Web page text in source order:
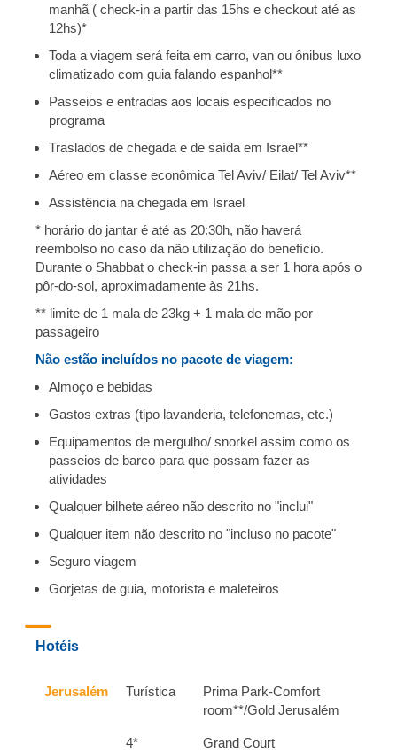
manhã ( check-in a partir das 15hs e checkout até as
12hs)*
Toda a viagem será feita em carro, van ou ônibus luxo
climatizado com guia falando espanhol**
Passeios e entradas aos locais especificados no
programa
Traslados de chegada e de saída em Israel**
Aéreo em classe econômica Tel Aviv/ Eilat/ Tel Aviv**
Assistência na chegada em Israel
* horário do jantar é até as 20:30h, não haverá
reembolso no caso da não utilização do benefício.
Durante o Shabbat o check-in passa a ser 1 hora após o
pôr-do-sol, aproximadamente às 21hs.
** limite de 1 mala de 23kg + 1 mala de mão por
passageiro
Não estão incluídos no pacote de viagem:
Almoço e bebidas
Gastos extras (tipo lavanderia, telefonemas, etc.)
Equipamentos de mergulho/ snorkel assim como os
passeios de barco para que possam fazer as
atividades
Qualquer bilhete aéreo não descrito no "inclui"
Qualquer item não descrito no "incluso no pacote"
Seguro viagem
Gorjetas de guia, motorista e maleteiros
Hotéis
Jerusalém Turística
Prima Park-Comfort
room**/Gold Jerusalém
4* Grand Court